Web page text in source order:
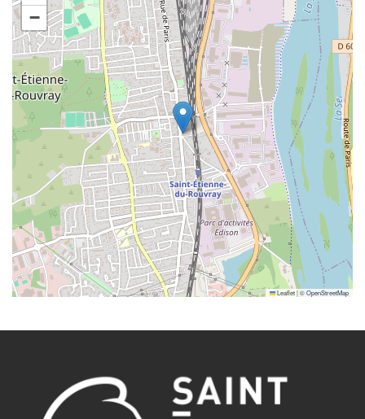
−
Leaflet|©OpenStreetMap